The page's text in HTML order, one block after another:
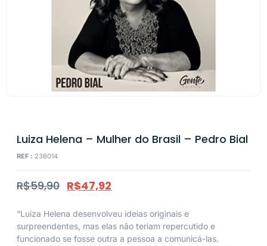
Luiza Helena – Mulher do Brasil – Pedro Bial
REF : 236014
R$59,90 R$47,92
“Luiza Helena desenvolveu ideias originais e
surpreendentes, mas elas não teriam repercutido e
funcionado se fosse outra a pessoa a comunicá-las.